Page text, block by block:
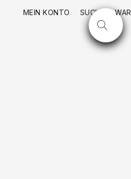
MEIN KONTO SUCHE